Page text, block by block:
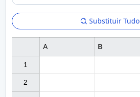
Substituir Tudo
1
2
A B